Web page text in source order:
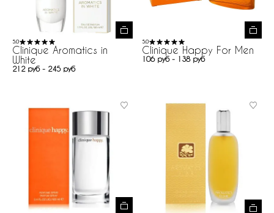
5.0
Clinique Aromatics in
White
212 руб - 245 руб
5.0
Clinique Happy For Men
106 руб - 138 руб